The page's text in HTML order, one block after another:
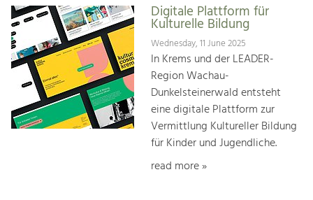
Digitale Plattform für
Kulturelle Bildung
Wednesday, 11 June 2025
In Krems und der LEADER-
Region Wachau-
Dunkelsteinerwald entsteht
eine digitale Plattform zur
Vermittlung Kultureller Bildung
für Kinder und Jugendliche.
read more »